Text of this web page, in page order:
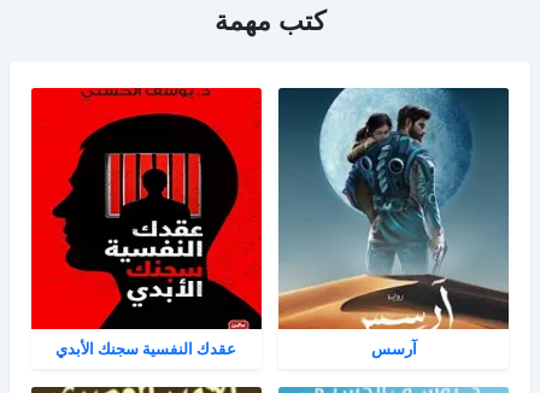
كتب مهمة
آرسس عقدك النفسية سجنك الأبدي